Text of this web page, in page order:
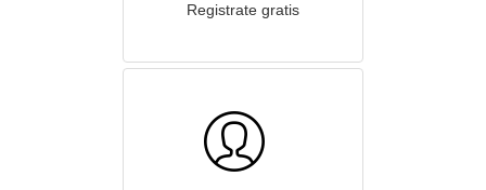
Registrate gratis